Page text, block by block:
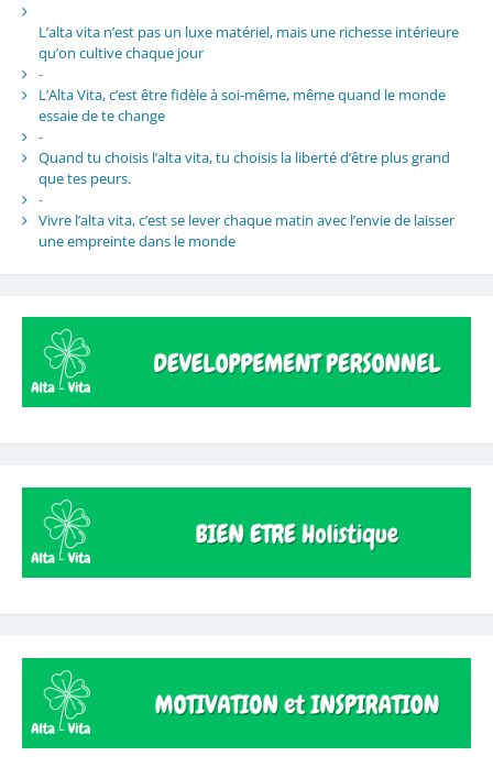
L’alta vita n’est pas un luxe matériel, mais une richesse intérieure
qu’on cultive chaque jour
-
L’Alta Vita, c’est être fidèle à soi-même, même quand le monde
essaie de te change
-
Quand tu choisis l’alta vita, tu choisis la liberté d’être plus grand
que tes peurs.
-
Vivre l’alta vita, c’est se lever chaque matin avec l’envie de laisser
une empreinte dans le monde